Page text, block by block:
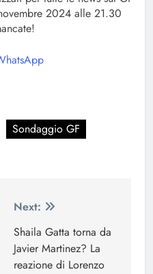
2024 alle 21.30
Sondaggio GF
Next:
Shaila Gatta torna da
Javier Martinez? La
reazione di Lorenzo